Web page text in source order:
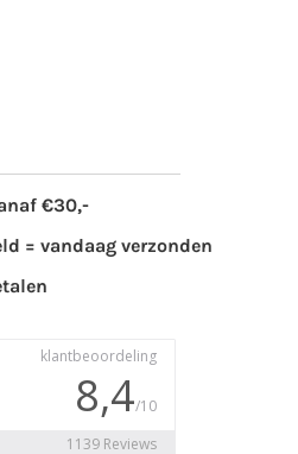
€30,-
= vandaag verzonden